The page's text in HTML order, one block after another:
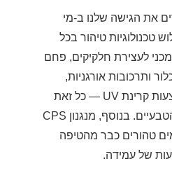
את הגישה שלנו ב-מי
טכנולוגיות טיהור בכל
מכני לעצירת חלקיקים, פחם
ותרכובות אורגניות,
וקטילת חיידקים באמצעות קרינת UV — כל זאת
בלי לפגוע במינרלים הטבעיים. בנוסף, מנגנון CPS
טהורים כבר מהטיפה
של עמידה.